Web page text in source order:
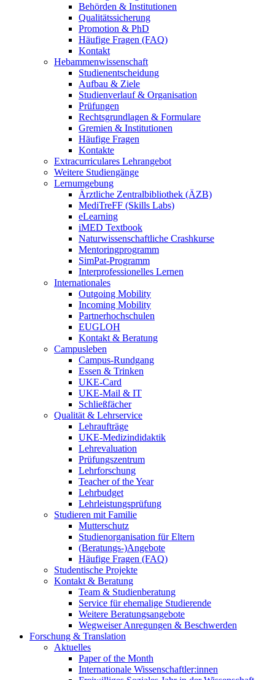
Behörden & Institutionen
Qualitätssicherung
Promotion & PhD
Häufige Fragen (FAQ)
Kontakt
Hebammenwissenschaft
Studienentscheidung
Aufbau & Ziele
Studienverlauf & Organisation
Prüfungen
Rechtsgrundlagen & Formulare
Gremien & Institutionen
Häufige Fragen
Kontakte
Extracurriculares Lehrangebot
Weitere Studiengänge
Lernumgebung
Ärztliche Zentralbibliothek (ÄZB)
MediTreFF (Skills Labs)
eLearning
iMED Textbook
Naturwissenschaftliche Crashkurse
Mentoringprogramm
SimPat-Programm
Interprofessionelles Lernen
Internationales
Outgoing Mobility
Incoming Mobility
Partnerhochschulen
EUGLOH
Kontakt & Beratung
Campusleben
Campus-Rundgang
Essen & Trinken
UKE-Card
UKE-Mail & IT
Schließfächer
Qualität & Lehrservice
Lehraufträge
UKE-Medizindidaktik
Lehrevaluation
Prüfungszentrum
Lehrforschung
Teacher of the Year
Lehrbudget
Lehrleistungsprüfung
Studieren mit Familie
Mutterschutz
Studienorganisation für Eltern
(Beratungs-)Angebote
Häufige Fragen (FAQ)
Studentische Projekte
Kontakt & Beratung
Team & Studienberatung
Service für ehemalige Studierende
Weitere Beratungsangebote
Wegweiser Anregungen & Beschwerden
Forschung & Translation
Aktuelles
Paper of the Month
Internationale Wissenschaftler:innen